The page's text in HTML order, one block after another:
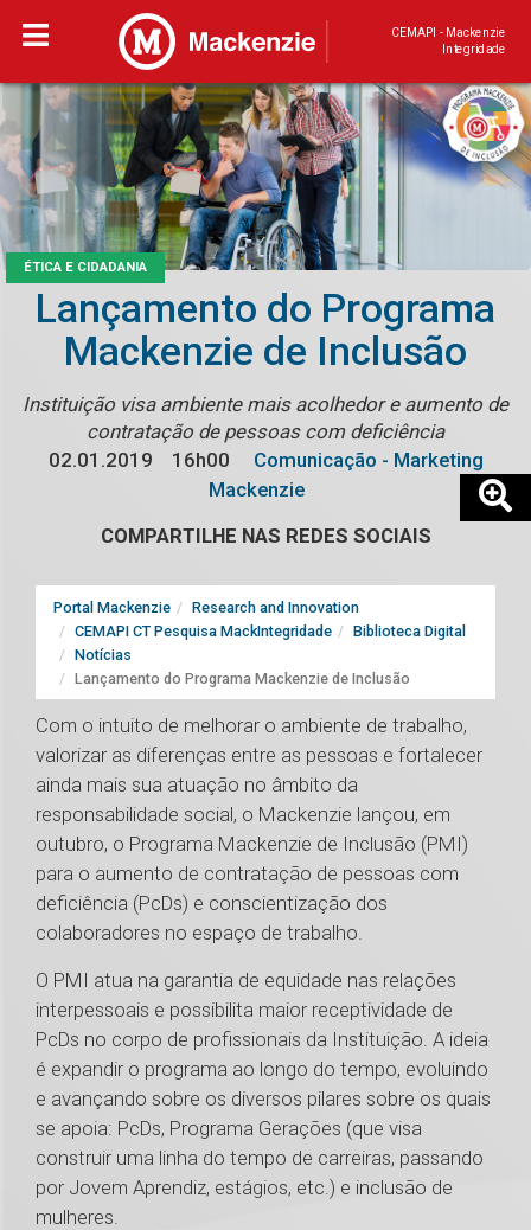
CEMAPI - Mackenzie
Integridade
ÉTICA E CIDADANIA
Lançamento do Programa
Mackenzie de Inclusão
Instituição visa ambiente mais acolhedor e aumento de
contratação de pessoas com deficiência
02.01.2019
16h00
Comunicação - Marketing
Mackenzie
COMPARTILHE NAS REDES SOCIAIS
Portal Mackenzie
Research and Innovation
CEMAPI CT Pesquisa MackIntegridade
Biblioteca Digital
Notícias
Lançamento do Programa Mackenzie de Inclusão
Com o intuito de melhorar o ambiente de trabalho,
valorizar as diferenças entre as pessoas e fortalecer
ainda mais sua atuação no âmbito da
responsabilidade social, o Mackenzie lançou, em
outubro, o Programa Mackenzie de Inclusão (PMI)
para o aumento de contratação de pessoas com
deficiência (PcDs) e conscientização dos
colaboradores no espaço de trabalho.
O PMI atua na garantia de equidade nas relações
interpessoais e possibilita maior receptividade de
PcDs no corpo de profissionais da Instituição. A ideia
é expandir o programa ao longo do tempo, evoluindo
e avançando sobre os diversos pilares sobre os quais
se apoia: PcDs, Programa Gerações (que visa
construir uma linha do tempo de carreiras, passando
por Jovem Aprendiz, estágios, etc.) e inclusão de
mulheres.